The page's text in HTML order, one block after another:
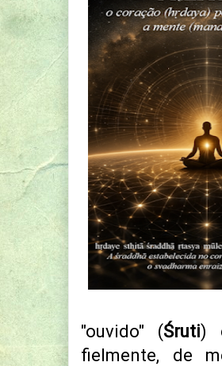
"ouvido" (Śruti)
fielmente, de